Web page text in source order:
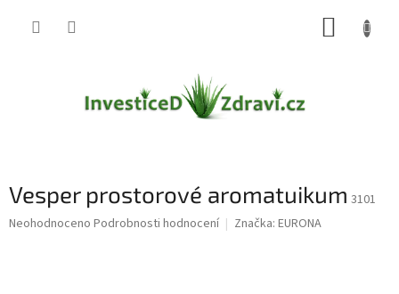
Vesper prostorové aromatuikum 3101
Průměrné
Neohodnoceno Podrobnosti hodnocení Značka: EURONA